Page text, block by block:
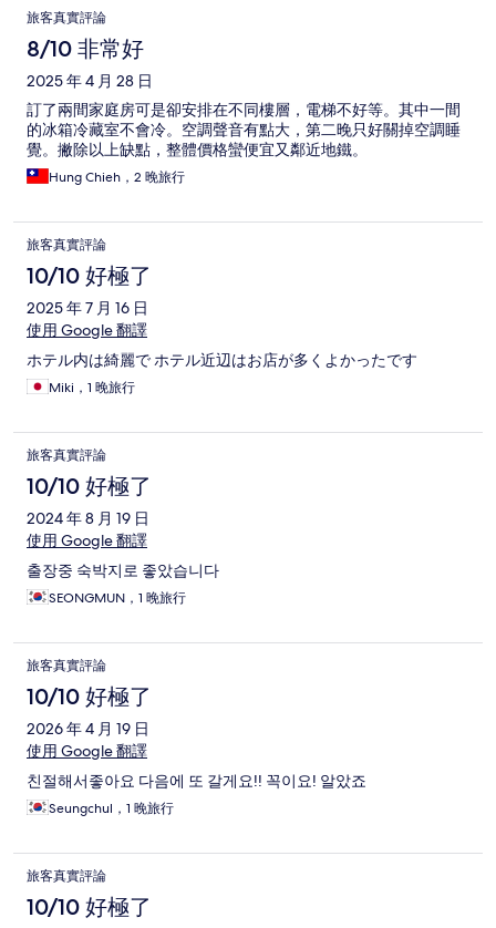
旅客真實評論
8/10 非常好
2025 年 4 月 28 日
訂了兩間家庭房可是卻安排在不同樓層，電梯不好等。其中一間
的冰箱冷藏室不會冷。空調聲音有點大，第二晚只好關掉空調睡
覺。撇除以上缺點，整體價格蠻便宜又鄰近地鐵。
Hung Chieh，2 晚旅行
旅客真實評論
10/10 好極了
2025 年 7 月 16 日
使用 Google 翻譯
ホテル内は綺麗で ホテル近辺はお店が多くよかったです
Miki，1 晚旅行
旅客真實評論
10/10 好極了
2024 年 8 月 19 日
使用 Google 翻譯
출장중 숙박지로 좋았습니다
SEONGMUN，1 晚旅行
旅客真實評論
10/10 好極了
2026 年 4 月 19 日
使用 Google 翻譯
친절해서좋아요 다음에 또 갈게요!! 꼭이요! 알았죠
Seungchul，1 晚旅行
旅客真實評論
10/10 好極了